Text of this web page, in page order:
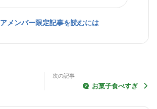
アメンバー限定記事を読むには
次の記事
お菓子食べすぎ